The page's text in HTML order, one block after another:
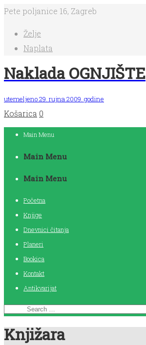
Pete poljanice 16, Zagreb
Želje
Naplata
Naklada OGNJIŠTE
utemeljeno 29. rujna 2009. godine
Košarica 0
Main Menu
Main Menu
Main Menu
Početna
Knjige
Dnevnici čitanja
Planeri
Bookica
Kontakt
Antikvarijat
Knjižara